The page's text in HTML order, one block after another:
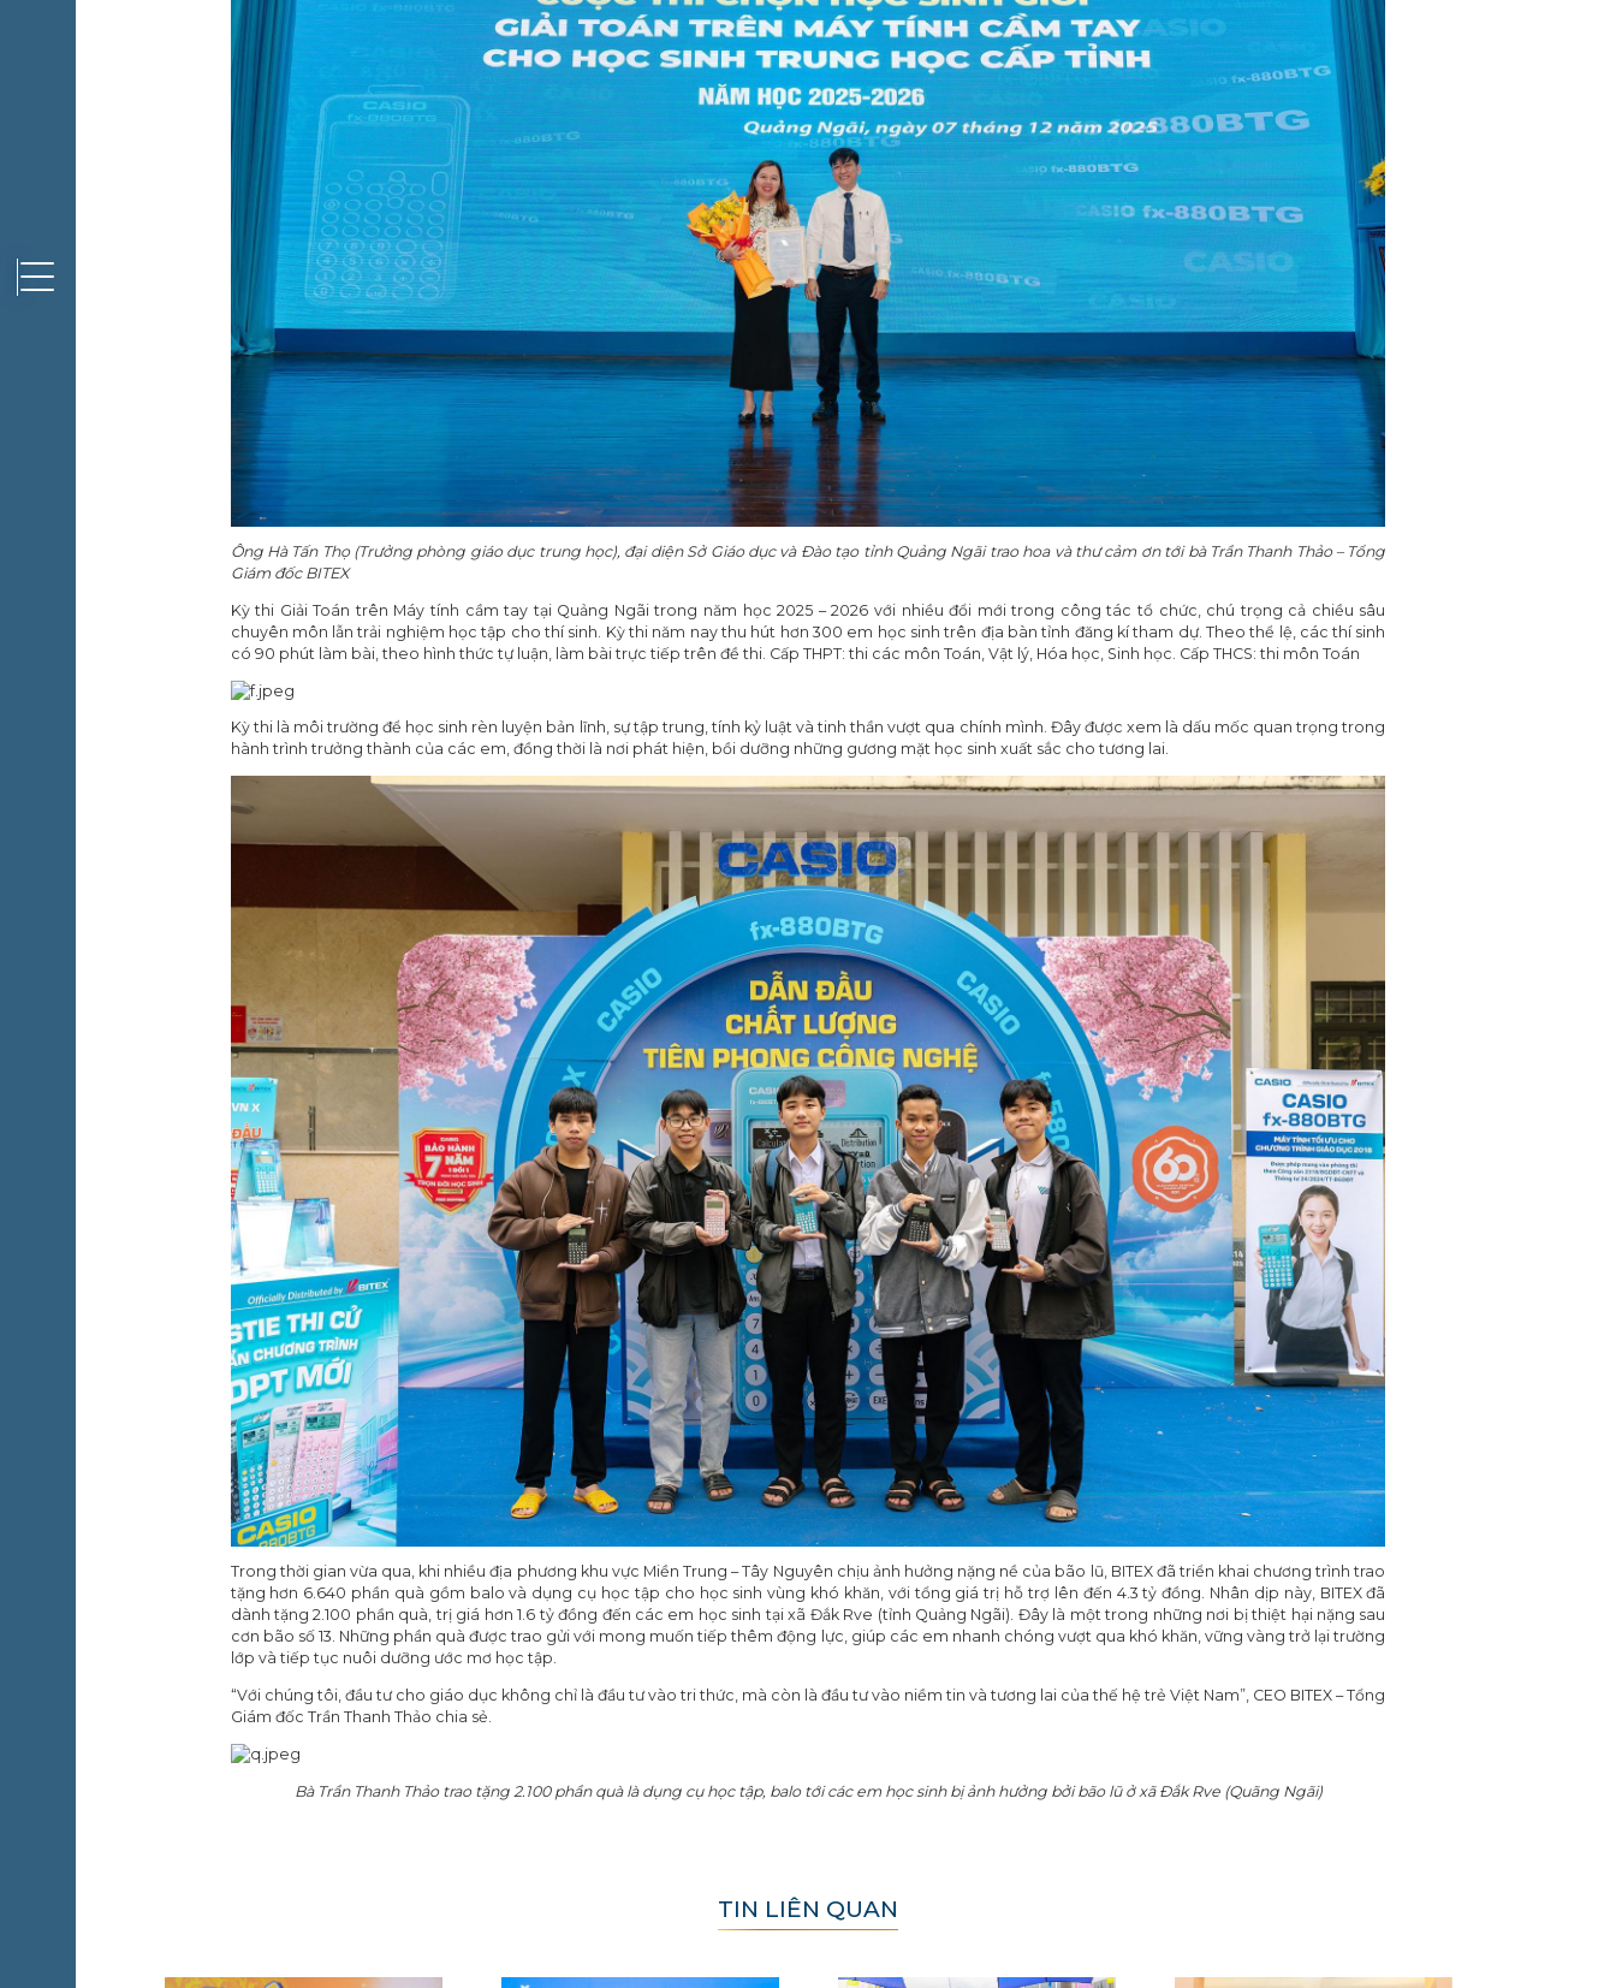
Ông Hà Tấn Thọ (Trưởng phòng giáo dục trung học), đại diện Sở Giáo dục và Đào tạo tỉnh Quảng Ngãi trao hoa và thư cảm ơn tới bà Trần Thanh Thảo – Tổng
Giám đốc BITEX
Kỳ thi Giải Toán trên Máy tính cầm tay tại Quảng Ngãi trong năm học 2025 – 2026 với nhiều đổi mới trong công tác tổ chức, chú trọng cả chiều sâu
chuyên môn lẫn trải nghiệm học tập cho thí sinh. Kỳ thi năm nay thu hút hơn 300 em học sinh trên địa bàn tỉnh đăng kí tham dự. Theo thể lệ, các thí sinh
có 90 phút làm bài, theo hình thức tự luận, làm bài trực tiếp trên đề thi. Cấp THPT: thi các môn Toán, Vật lý, Hóa học, Sinh học. Cấp THCS: thi môn Toán
Kỳ thi là môi trường để học sinh rèn luyện bản lĩnh, sự tập trung, tính kỷ luật và tinh thần vượt qua chính mình. Đây được xem là dấu mốc quan trọng trong
hành trình trưởng thành của các em, đồng thời là nơi phát hiện, bồi dưỡng những gương mặt học sinh xuất sắc cho tương lai.
Trong thời gian vừa qua, khi nhiều địa phương khu vực Miền Trung – Tây Nguyên chịu ảnh hưởng nặng nề của bão lũ, BITEX đã triển khai chương trình trao
tặng hơn 6.640 phần quà gồm balo và dụng cụ học tập cho học sinh vùng khó khăn, với tổng giá trị hỗ trợ lên đến 4.3 tỷ đồng. Nhân dịp này, BITEX đã
dành tặng 2.100 phần quà, trị giá hơn 1.6 tỷ đồng đến các em học sinh tại xã Đắk Rve (tỉnh Quảng Ngãi). Đây là một trong những nơi bị thiệt hại nặng sau
cơn bão số 13. Những phần quà được trao gửi với mong muốn tiếp thêm động lực, giúp các em nhanh chóng vượt qua khó khăn, vững vàng trở lại trường
lớp và tiếp tục nuôi dưỡng ước mơ học tập.
“Với chúng tôi, đầu tư cho giáo dục không chỉ là đầu tư vào tri thức, mà còn là đầu tư vào niềm tin và tương lai của thế hệ trẻ Việt Nam”, CEO BITEX – Tổng
Giám đốc Trần Thanh Thảo chia sẻ.
Bà Trần Thanh Thảo trao tặng 2.100 phần quà là dụng cụ học tập, balo tới các em học sinh bị ảnh hưởng bởi bão lũ ở xã Đắk Rve (Quãng Ngãi)
TIN LIÊN QUAN